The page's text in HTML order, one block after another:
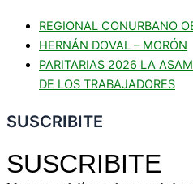
REGIONAL CONURBANO
HERNÁN DOVAL – MORÓN
PARITARIAS 2026 LA
DE LOS TRABAJADORES
SUSCRIBITE